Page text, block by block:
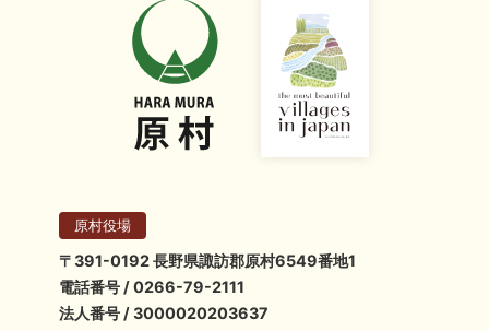
原村役場
〒391-0192 長野県諏訪郡原村6549番地1
電話番号 / 0266-79-2111
法人番号 / 3000020203637